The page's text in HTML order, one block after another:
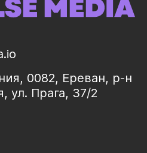
0082, Ереван, р-н
ул. Прага, 37/2